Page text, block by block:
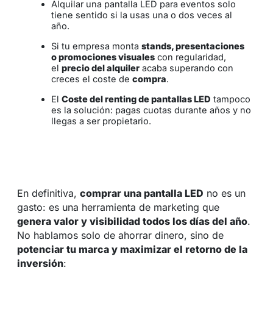
Alquilar una pantalla LED para eventos solo
tiene sentido si la usas una o dos veces al
año.
Si tu empresa monta stands, presentaciones
o promociones visuales con regularidad,
el precio del alquiler acaba superando con
creces el coste de compra.
El Coste del renting de pantallas LED tampoco
es la solución: pagas cuotas durante años y no
llegas a ser propietario.
En definitiva, comprar una pantalla LED no es un
gasto: es una herramienta de marketing que
genera valor y visibilidad todos los días del año.
No hablamos solo de ahorrar dinero, sino de
potenciar tu marca y maximizar el retorno de la
inversión: